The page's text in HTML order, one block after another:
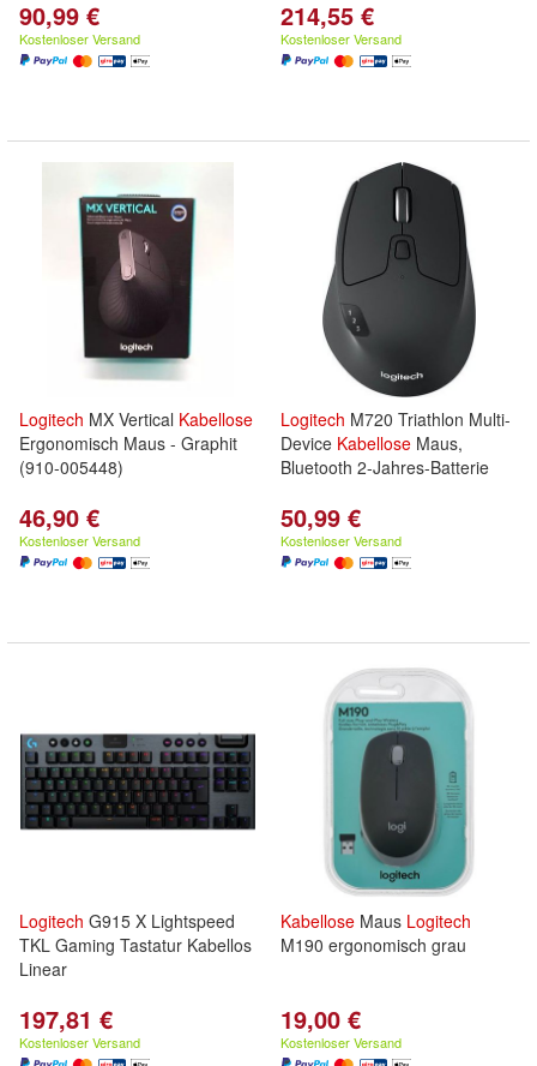
90,99 €
Kostenloser Versand
214,55 €
Kostenloser Versand
Logitech MX Vertical Kabellose
Ergonomisch Maus - Graphit
(910-005448)
46,90 €
Kostenloser Versand
Logitech M720 Triathlon Multi-
Device Kabellose Maus,
Bluetooth 2-Jahres-Batterie
50,99 €
Kostenloser Versand
Logitech G915 X Lightspeed
TKL Gaming Tastatur Kabellos
Linear
197,81 €
Kostenloser Versand
Kabellose Maus Logitech
M190 ergonomisch grau
19,00 €
Kostenloser Versand